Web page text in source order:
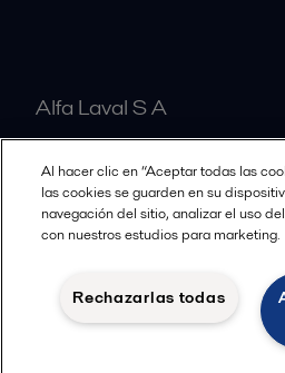
Alfa Laval S A
Nuestras oficinas
Términos
Política de
Al hacer clic en “Aceptar todas las
las cookies se guarden en su
navegación del sitio, analizar el uso
con nuestros estudios para marketing.
Rechazarlas todas